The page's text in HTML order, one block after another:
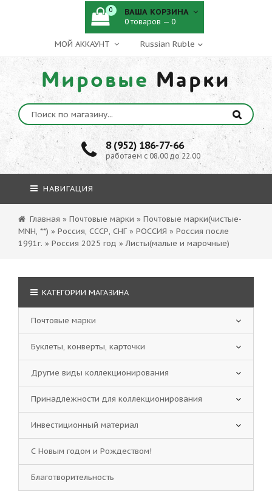
МОЙ АККАУНТ
Мировые Марки
8 (952) 186-77-66
работаем с 08.00 до 22.00
0 ВАША КОРЗИНА
0 товаров — 0
НАВИГАЦИЯ
Главная » Почтовые марки » Почтовые марки(чистые-
MNH, **) » Россия, СССР, СНГ » РОССИЯ » Россия после
1991г. » Россия 2025 год » Листы(малые и марочные)
КАТЕГОРИИ МАГАЗИНА
Почтовые марки
Буклеты, конверты, карточки
Другие виды коллекционирования
Принадлежности для коллекционирования
Инвестиционный материал
С Новым годом и Рождеством!
Благотворительность